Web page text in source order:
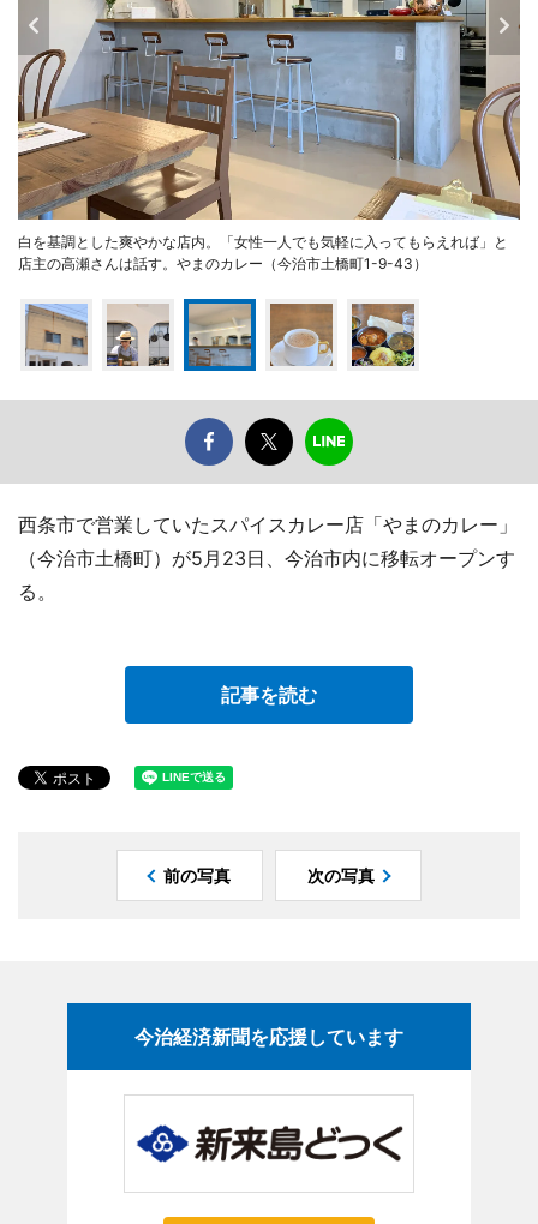
白を基調とした爽やかな店内。「女性一人でも気軽に入ってもらえれば」と
店主の高瀬さんは話す。やまのカレー（今治市土橋町1-9-43）
西条市で営業していたスパイスカレー店「やまのカレー」
（今治市土橋町）が5月23日、今治市内に移転オープンす
る。
記事を読む
前の写真 次の写真
今治経済新聞を応援しています